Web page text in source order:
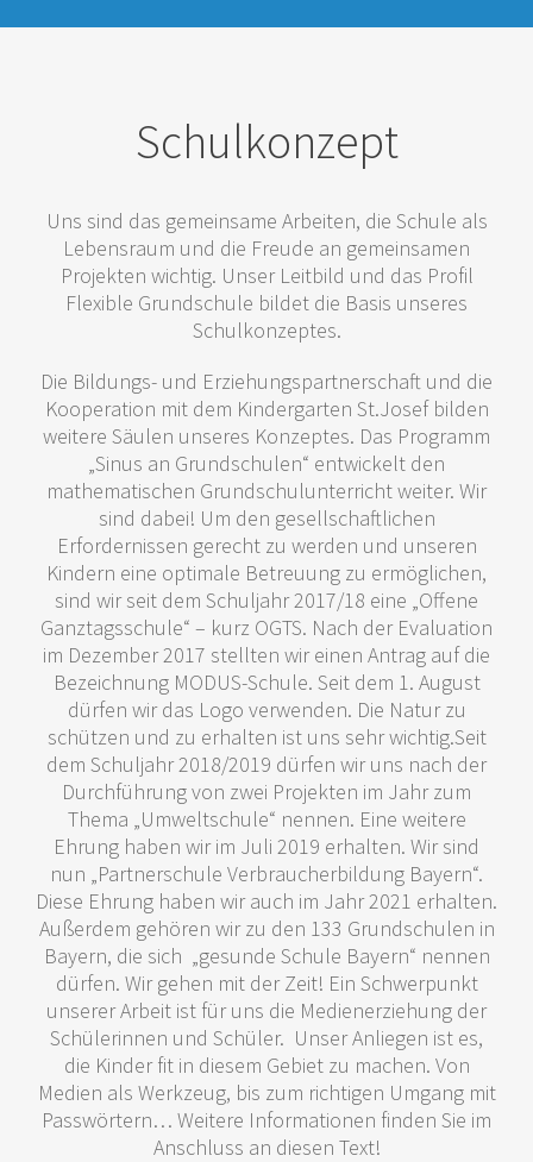
Schulkonzept
Uns sind das gemeinsame Arbeiten, die Schule als
Lebensraum und die Freude an gemeinsamen
Projekten wichtig. Unser Leitbild und das Profil
Flexible Grundschule bildet die Basis unseres
Schulkonzeptes.
Die Bildungs- und Erziehungspartnerschaft und die
Kooperation mit dem Kindergarten St.Josef bilden
weitere Säulen unseres Konzeptes. Das Programm
„Sinus an Grundschulen“ entwickelt den
mathematischen Grundschulunterricht weiter. Wir
sind dabei! Um den gesellschaftlichen
Erfordernissen gerecht zu werden und unseren
Kindern eine optimale Betreuung zu ermöglichen,
sind wir seit dem Schuljahr 2017/18 eine „Offene
Ganztagsschule“ – kurz OGTS. Nach der Evaluation
im Dezember 2017 stellten wir einen Antrag auf die
Bezeichnung MODUS-Schule. Seit dem 1. August
dürfen wir das Logo verwenden. Die Natur zu
schützen und zu erhalten ist uns sehr wichtig.Seit
dem Schuljahr 2018/2019 dürfen wir uns nach der
Durchführung von zwei Projekten im Jahr zum
Thema „Umweltschule“ nennen. Eine weitere
Ehrung haben wir im Juli 2019 erhalten. Wir sind
nun „Partnerschule Verbraucherbildung Bayern“.
Diese Ehrung haben wir auch im Jahr 2021 erhalten.
Außerdem gehören wir zu den 133 Grundschulen in
Bayern, die sich „gesunde Schule Bayern“ nennen
dürfen. Wir gehen mit der Zeit! Ein Schwerpunkt
unserer Arbeit ist für uns die Medienerziehung der
Schülerinnen und Schüler. Unser Anliegen ist es,
die Kinder fit in diesem Gebiet zu machen. Von
Medien als Werkzeug, bis zum richtigen Umgang mit
Passwörtern… Weitere Informationen finden Sie im
Anschluss an diesen Text!